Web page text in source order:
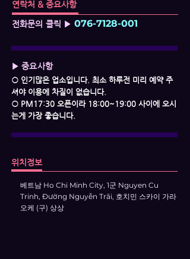
연락처 & 중요사항
전화문의 클릭 ▶ 076-7128-001
▶ 중요사항
○ 인기많은 업소입니다. 최소 하루전 미리 예약 주
셔야 이용에 차질이 없습니다.
○ PM17:30 오픈이라 18:00~19:00 사이에 오시
는게 가장 좋습니다.
위치정보
베트남 Ho Chi Minh City, 1군 Nguyen Cu
Trinh, Đường Nguyễn Trãi, 호치민 스카이 가라
오케 (구) 상상